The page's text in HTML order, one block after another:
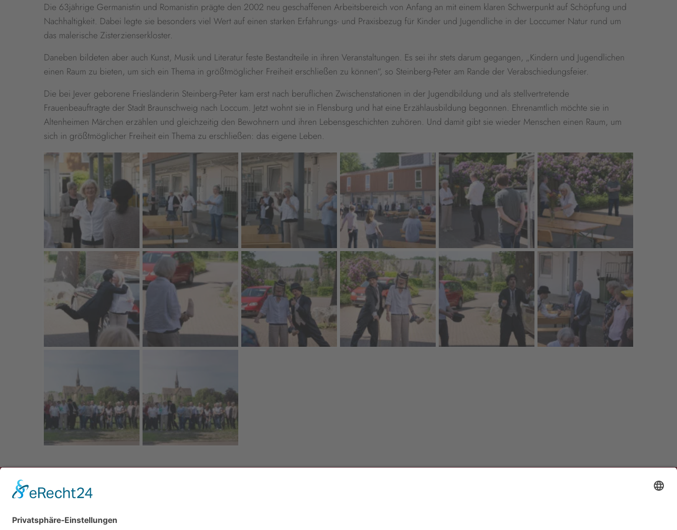
Die 63jährige Germanistin und Romanistin prägte den 2002 neu geschaffenen Arbeitsbereich von Anfang an mit einem klaren Schwerpunkt auf Schöpfung und
Nachhaltigkeit. Dabei legte sie besonders viel Wert auf einen starken Erfahrungs- und Praxisbezug für Kinder und Jugendliche in der Loccumer Natur rund um
das malerische Zisterzienserkloster.
Daneben bildeten aber auch Kunst, Musik und Literatur feste Bestandteile in ihren Veranstaltungen. Es sei ihr stets darum gegangen, „Kindern und Jugendlichen
einen Raum zu bieten, um sich ein Thema in größtmöglicher Freiheit erschließen zu können“, so Steinberg-Peter am Rande der Verabschiedungsfeier.
Die bei Jever geborene Friesländerin Steinberg-Peter kam erst nach beruflichen Zwischenstationen in der Jugendbildung und als stellvertretende
Frauenbeauftragte der Stadt Braunschweig nach Loccum. Jetzt wohnt sie in Flensburg und hat eine Erzählausbildung begonnen. Ehrenamtlich möchte sie in
Altenheimen Märchen erzählen und gleichzeitig den Bewohnern und ihren Lebensgeschichten zuhören. Und damit gibt sie wieder Menschen einen Raum, um
sich in größtmöglicher Freiheit ein Thema zu erschließen: das eigene Leben.
Newsletter
Anfahrt